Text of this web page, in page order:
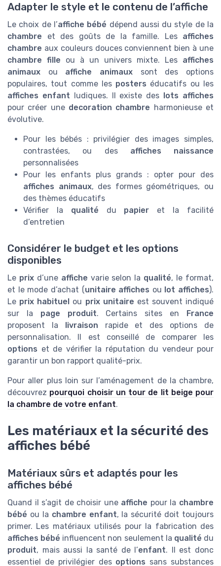
Adapter le style et le contenu de l’affiche
Le choix de l’affiche bébé dépend aussi du style de la
chambre et des goûts de la famille. Les affiches
chambre aux couleurs douces conviennent bien à une
chambre fille ou à un univers mixte. Les affiches
animaux ou affiche animaux sont des options
populaires, tout comme les posters éducatifs ou les
affiches enfant ludiques. Il existe des lots affiches
pour créer une decoration chambre harmonieuse et
évolutive.
Pour les bébés : privilégier des images simples,
contrastées, ou des affiches naissance
personnalisées
Pour les enfants plus grands : opter pour des
affiches animaux, des formes géométriques, ou
des thèmes éducatifs
Vérifier la qualité du papier et la facilité
d’entretien
Considérer le budget et les options
disponibles
Le prixd’une affiche varie selon la qualité, le format,
et le mode d’achat (unitaire affiches ou lot affiches).
Le prix habituel ou prix unitaire est souvent indiqué
sur la page produit. Certains sites en France
proposent la livraison rapide et des options de
personnalisation. Il est conseillé de comparer les
options et de vérifier la réputation du vendeur pour
garantir un bon rapport qualité-prix.
Pour aller plus loin sur l’aménagement de la chambre,
découvrez pourquoi choisir un tour de lit beige pour
la chambre de votre enfant.
Les matériaux et la sécurité des
affiches bébé
Matériaux sûrs et adaptés pour les
affiches bébé
Quand il s’agit de choisir une affiche pour la chambre
bébé ou la chambre enfant, la sécurité doit toujours
primer. Les matériaux utilisés pour la fabrication des
affiches bébé influencent non seulement la qualité du
produit, mais aussi la santé de l’enfant. Il est donc
essentiel de privilégier des options sans substances